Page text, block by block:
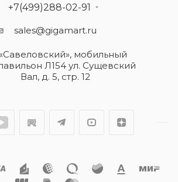
+7(499)288-02-91
sales@gigamart.ru
мобильный
Л154 ул. Сущевский
Вал, д. 5, стр. 12